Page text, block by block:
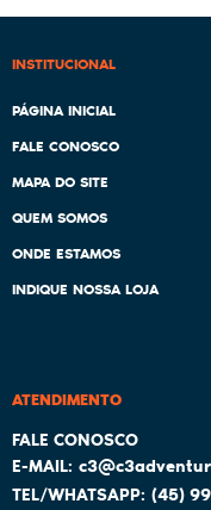
INSTITUCIONAL
PÁGINA INICIAL
FALE CONOSCO
MAPA DO SITE
QUEM SOMOS
ONDE ESTAMOS
INDIQUE NOSSA LOJA
ATENDIMENTO
(45)